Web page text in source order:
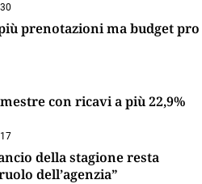
prenotazioni ma budget pro
con ricavi a più 22,9%
della stagione resta
dell’agenzia”